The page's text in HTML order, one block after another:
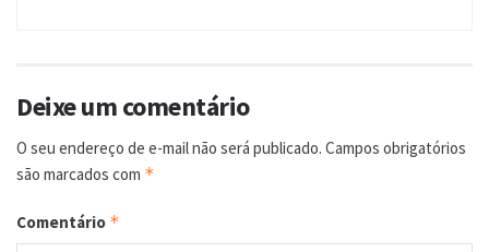
Deixe um comentário
O seu endereço de e-mail não será publicado. Campos obrigatórios
são marcados com *
Comentário *